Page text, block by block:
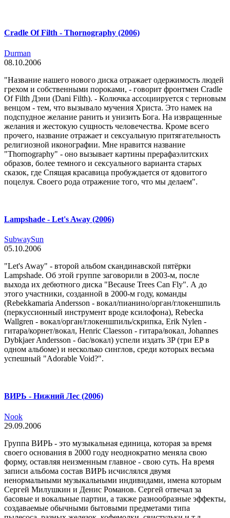
Cradle Of Filth - Thornography (2006)
Durman
08.10.2006
"Название нашего нового диска отражает одержимость людей
грехом и собственными пороками, - говорит фронтмен Cradle
Of Filth Дэни (Dani Filth). - Колючка ассоциируется с терновым
венцом - тем, что вызывало мучения Христа. Это намек на
подспудное желание ранить и унизить Бога. На извращенные
желания и жестокую сущность человечества. Кроме всего
прочего, название отражает и сексуальную притягательность
религиозной иконографии. Мне нравится название
"Thornography" - оно вызывает картины прерафаэлитских
образов, более темного и сексуального варианта старых
сказок, где Спящая красавица пробуждается от ядовитого
поцелуя. Своего рода отражение того, что мы делаем".
Lampshade - Let's Away (2006)
SubwaySun
05.10.2006
"Let's Away" - второй альбом скандинавской пятёрки
Lampshade. Об этой группе заговорили в 2003-м, после
выхода их дебютного диска "Because Trees Can Fly". А до
этого участники, созданной в 2000-м году, команды
(Rebekkamaria Andersson - вокал/пианино/орган/глокеншпиль
(перкуссионный инструмент вроде ксилофона), Rebecka
Wallgren - вокал/орган/глокеншпиль/скрипка, Erik Nylen -
гитара/корнет/вокал, Henric Claesson - гитара/вокал, Johannes
Dybkjaer Andersson - бас/вокал) успели издать 3P (три EP в
одном альбоме) и несколько синглов, среди которых весьма
успешный "Adorable Void?".
ВИРЬ - Нижний Лес (2006)
Nook
29.09.2006
Группа ВИРЬ - это музыкальная единица, которая за время
своего основания в 2000 году неоднократно меняла свою
форму, оставляя неизменным главное - свою суть. На время
записи альбома состав ВИРЬ исчислялся двумя
ненормальными музыкальными индивидами, имена которым
Сергей Милушкин и Денис Романов. Сергей отвечал за
басовые и вокальные партии, а также разнообразные эффекты,
создаваемые обычными бытовыми предметами типа